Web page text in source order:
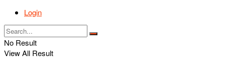
Login
No Result
View All Result